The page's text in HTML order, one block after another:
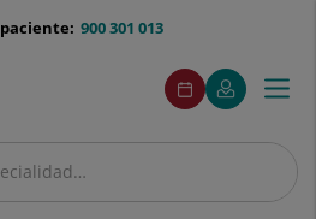
900 301 013
menuAcceso
Pedir
cita
Este
enlace
se
en
Mi
Quirónsalud
Este
enlace
se
en
ventana
Menú